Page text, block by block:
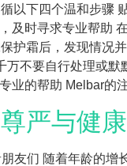
以下四个温和步骤
及时寻求专业帮助
护霜后，发现情况
万不要自行处理或
业的帮助 Melbar的
严与健
友们 随着年龄的增